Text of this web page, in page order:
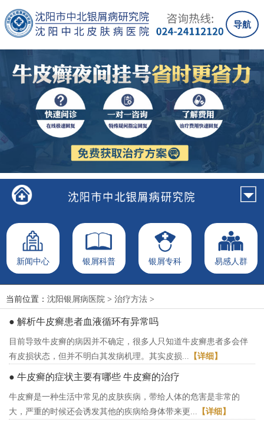
导航
新闻中心 银屑科普 银屑专科 易感人群
当前位置： 沈阳银屑病医院 > 治疗方法 >
● 解析牛皮癣患者血液循环有异常吗
目前导致牛皮癣的病因并不确定，很多人只知道牛皮癣患者多会伴
有皮损状态，但并不明白其发病机理。其实皮损...
【详细】
● 牛皮癣的症状主要有哪些 牛皮癣的治疗
牛皮癣是一种生活中常见的皮肤疾病，带给人体的危害是非常的
大，严重的时候还会诱发其他的疾病给身体带来更...
【详细】